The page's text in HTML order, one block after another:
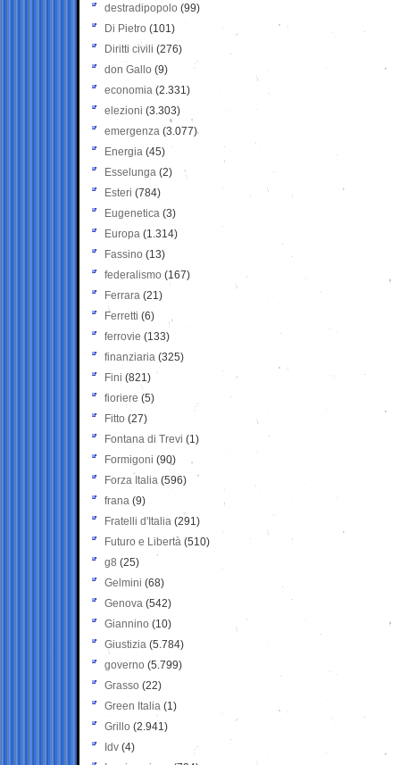
destradipopolo (99)
Di Pietro (101)
Diritti civili (276)
don Gallo (9)
economia (2.331)
elezioni (3.303)
emergenza (3.077)
Energia (45)
Esselunga (2)
Esteri (784)
Eugenetica (3)
Europa (1.314)
Fassino (13)
federalismo (167)
Ferrara (21)
Ferretti (6)
ferrovie (133)
finanziaria (325)
Fini (821)
fioriere (5)
Fitto (27)
Fontana di Trevi (1)
Formigoni (90)
Forza Italia (596)
frana (9)
Fratelli d'Italia (291)
Futuro e Libertà (510)
g8 (25)
Gelmini (68)
Genova (542)
Giannino (10)
Giustizia (5.784)
governo (5.799)
Grasso (22)
Green Italia (1)
Grillo (2.941)
Idv (4)